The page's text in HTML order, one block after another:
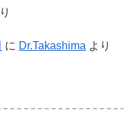
に Dr.Takashima より